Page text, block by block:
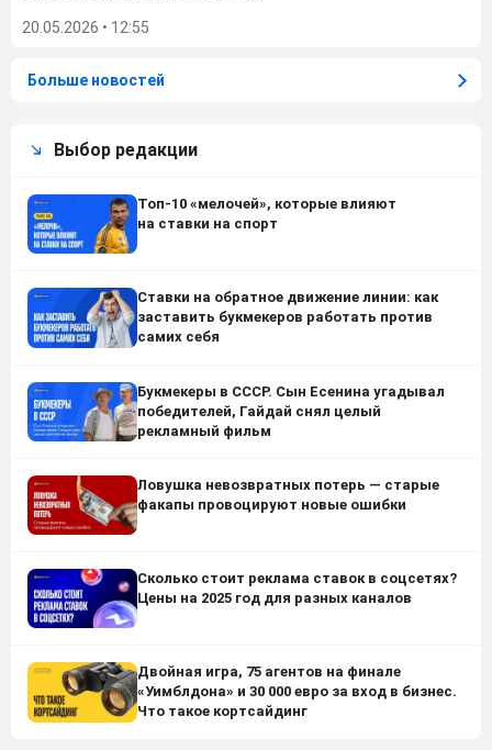
20.05.2026 • 12:55
Больше новостей
Выбор редакции
Топ-10 «мелочей», которые влияют
на ставки на спорт
Ставки на обратное движение линии: как
заставить букмекеров работать против
самих себя
Букмекеры в СССР. Сын Есенина угадывал
победителей, Гайдай снял целый
рекламный фильм
Ловушка невозвратных потерь — старые
факапы провоцируют новые ошибки
Сколько стоит реклама ставок в соцсетях?
Цены на 2025 год для разных каналов
Двойная игра, 75 агентов на финале
«Уимблдона» и 30 000 евро за вход в бизнес.
Что такое кортсайдинг